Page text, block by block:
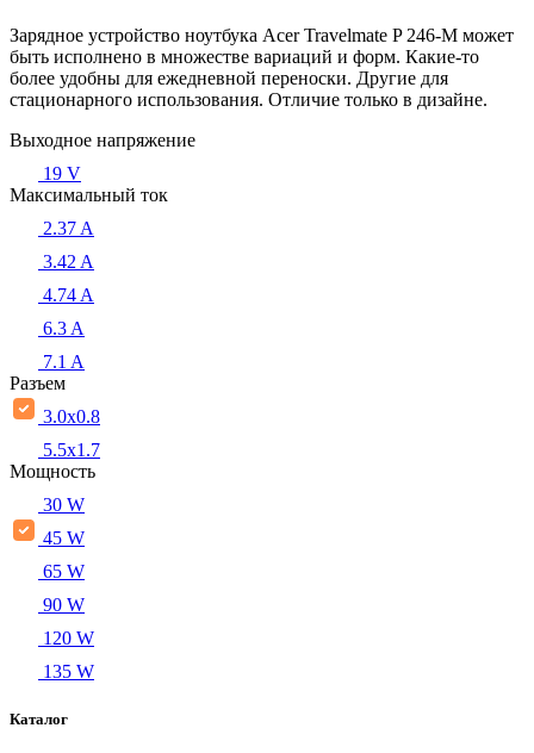
Зарядное устройство ноутбука Acer Travelmate P 246-M может
быть исполнено в множестве вариаций и форм. Какие-то
более удобны для ежедневной переноски. Другие для
стационарного использования. Отличие только в дизайне.
Выходное напряжение
19 V
Максимальный ток
2.37 A
3.42 A
4.74 A
6.3 A
7.1 A
Разъем
3.0x0.8
5.5х1.7
Мощность
30 W
45 W
65 W
90 W
120 W
135 W
Каталог